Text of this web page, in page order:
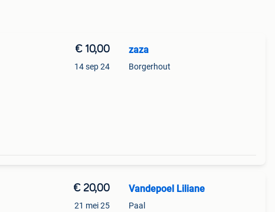
€ 10,00
14 sep 24
zaza
Borgerhout
€ 20,00
21 mei 25
Vandepoel Liliane
Paal